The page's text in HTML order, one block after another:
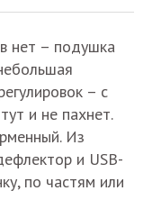
нет – подушка
– с
и не пахнет.
Из
и USB-
по частям или